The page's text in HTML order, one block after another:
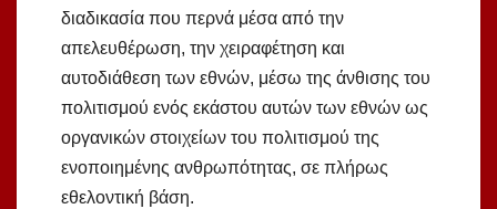
διαδικασία που περνά μέσα από την
απελευθέρωση, την χειραφέτηση και
αυτοδιάθεση των εθνών, μέσω της άνθισης του
πολιτισμού ενός εκάστου αυτών των εθνών ως
οργανικών στοιχείων του πολιτισμού της
ενοποιημένης ανθρωπότητας, σε πλήρως
εθελοντική βάση.